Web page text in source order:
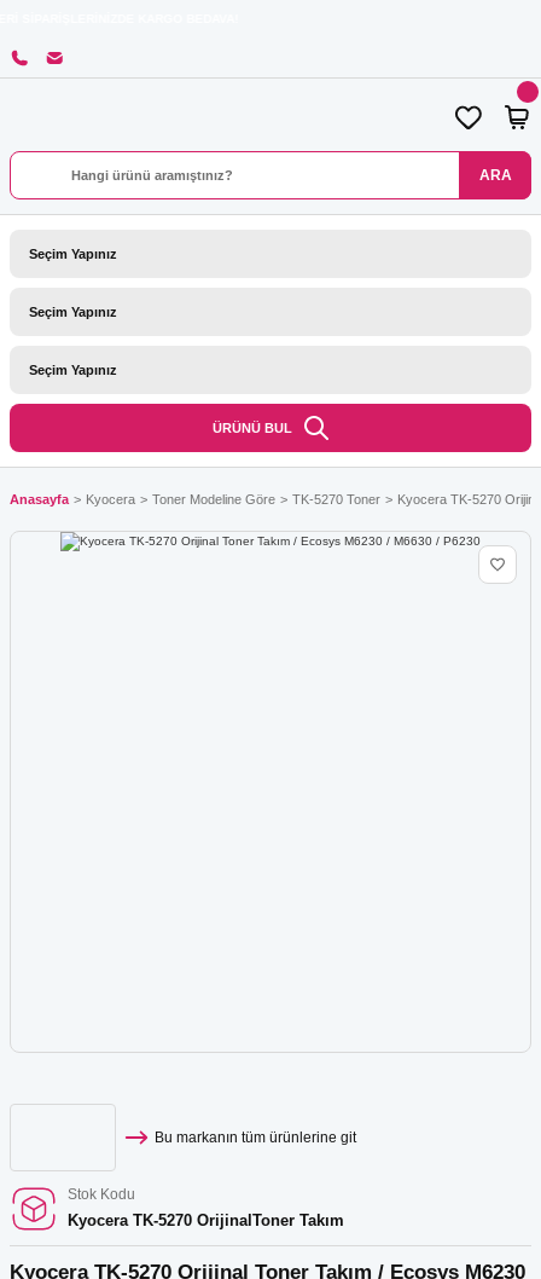
ARA
ÜRÜNÜ BUL
Anasayfa Kyocera Toner Modeline Göre TK-5270 Toner Kyocera TK-5270
Bu markanın tüm ürünlerine git
Stok Kodu
Kyocera TK-5270 OrijinalToner Takım
Kyocera TK-5270 Orijinal Toner Takım / Ecosys M6230